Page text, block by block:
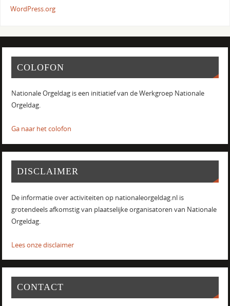
WordPress.org
COLOFON
Nationale Orgeldag is een initiatief van de Werkgroep Nationale
Orgeldag.
Ga naar het colofon
DISCLAIMER
De informatie over activiteiten op nationaleorgeldag.nl is
grotendeels afkomstig van plaatselijke organisatoren van Nationale
Orgeldag.
Lees onze disclaimer
CONTACT